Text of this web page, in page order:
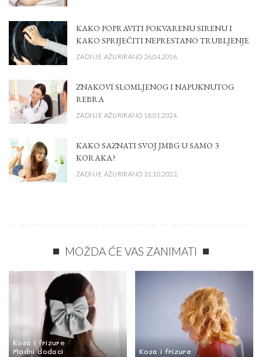
KAKO POPRAVITI POKVARENU SIRENU I
KAKO SPRIJEČITI NEPRESTANO TRUBLJENJE
ZADNJE AŽURIRANO 26.04.2016.
ZNAKOVI SLOMLJENOG I NAPUKNUTOG
REBRA
ZADNJE AŽURIRANO 18.01.2024.
KAKO SAZNATI SVOJ JMBG U SAMO 3
KORAKA?
ZADNJE AŽURIRANO 31.10.2022.
MOŽDA ĆE VAS ZANIMATI
Kosa i frizure
Modni dodaci
Kosa i frizure